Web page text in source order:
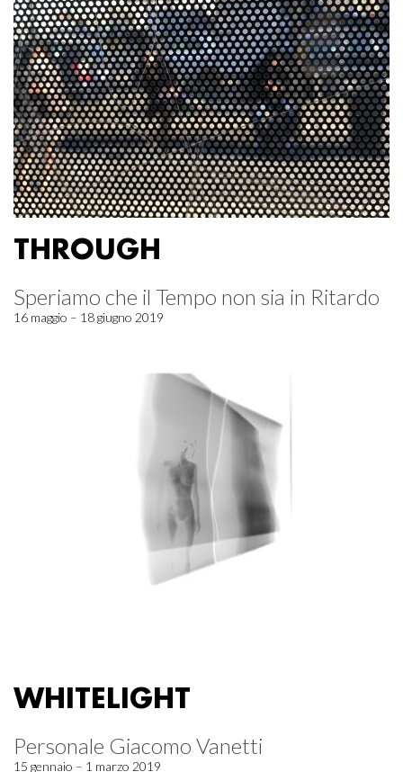
THROUGH
Speriamo che il Tempo non sia in Ritardo
16 maggio – 18 giugno 2019
WHITELIGHT
Personale Giacomo Vanetti
15 gennaio – 1 marzo 2019